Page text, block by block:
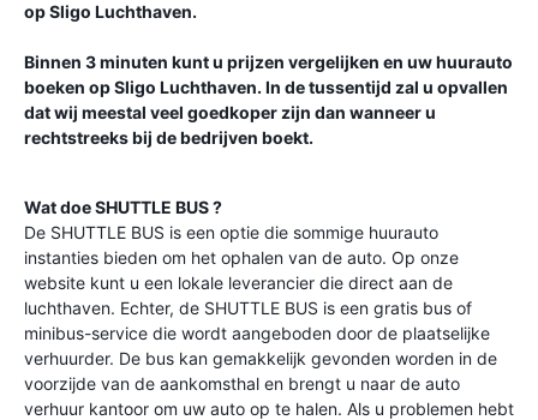
opSligo Luchthaven.
Binnen 3 minuten kunt u prijzen vergelijken en uw huurauto
boeken opSligo Luchthaven. In de tussentijd zal u opvallen
dat wij meestal veel goedkoper zijn dan wanneer u
rechtstreeks bij de bedrijven boekt.
Wat doe SHUTTLE BUS ?
De SHUTTLE BUS is een optie die sommige huurauto
instanties bieden om het ophalen van de auto. Op onze
website kunt u een lokale leverancier die direct aan de
luchthaven. Echter, de SHUTTLE BUS is een gratis bus of
minibus-service die wordt aangeboden door de plaatselijke
verhuurder. De bus kan gemakkelijk gevonden worden in de
voorzijde van de aankomsthal en brengt u naar de auto
verhuur kantoor om uw auto op te halen. Als u problemen hebt